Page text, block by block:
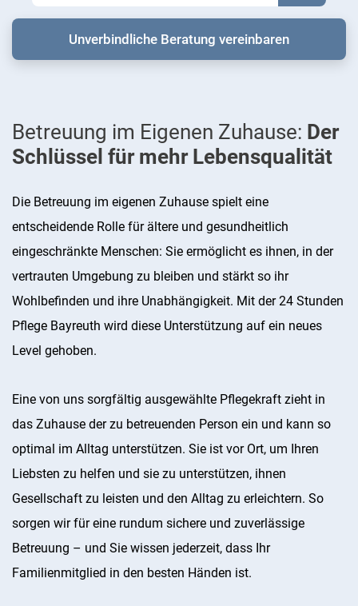
Unverbindliche Beratung vereinbaren
Betreuung im Eigenen Zuhause: Der
Schlüssel für mehr Lebensqualität
Die Betreuung im eigenen Zuhause spielt eine
entscheidende Rolle für ältere und gesundheitlich
eingeschränkte Menschen: Sie ermöglicht es ihnen, in der
vertrauten Umgebung zu bleiben und stärkt so ihr
Wohlbefinden und ihre Unabhängigkeit. Mit der 24 Stunden
Pflege Bayreuth wird diese Unterstützung auf ein neues
Level gehoben.
Eine von uns sorgfältig ausgewählte Pflegekraft zieht in
das Zuhause der zu betreuenden Person ein und kann so
optimal im Alltag unterstützen. Sie ist vor Ort, um Ihren
Liebsten zu helfen und sie zu unterstützen, ihnen
Gesellschaft zu leisten und den Alltag zu erleichtern. So
sorgen wir für eine rundum sichere und zuverlässige
Betreuung – und Sie wissen jederzeit, dass Ihr
Familienmitglied in den besten Händen ist.